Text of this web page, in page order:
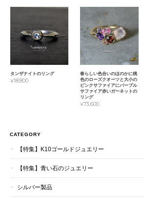
タンザナイトのリング
¥18,800
春らしい色合いのほのかに桃
色のローズクオーツと大小の
ピンクサファイアにパープル
サファイア赤いガーネットの
リング
¥73,600
CATEGORY
【特集】K10ゴールドジュエリー
【特集】青い石のジュエリー
シルバー製品